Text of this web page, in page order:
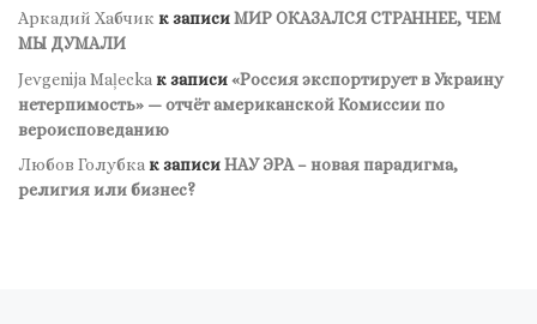
Аркадий Хабчик к записиМИР ОКАЗАЛСЯ СТРАННЕЕ, ЧЕМ
МЫ ДУМАЛИ
Jevgenija Maļecka к записи«Россия экспортирует в Украину
нетерпимость» — отчёт американской Комиссии по
вероисповеданию
Любов Голубкак записиНАУ ЭРА – новая парадигма,
религия или бизнес?